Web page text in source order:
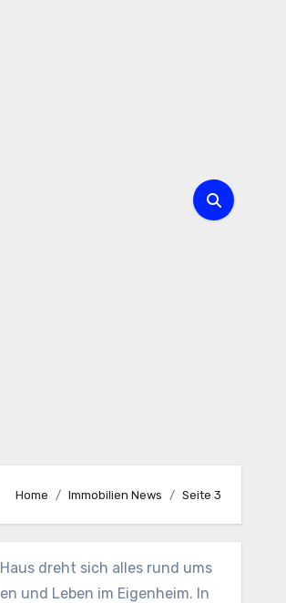
Home Immobilien News Seite 3
dreht sich alles rund ums
und Leben im Eigenheim. In